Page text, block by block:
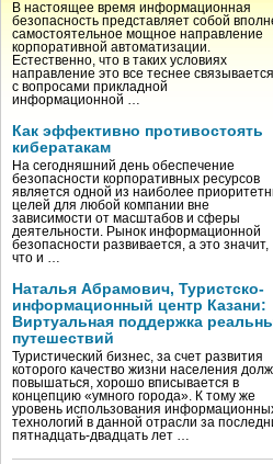
В настоящее время информационная
безопасность представляет собой
самостоятельное мощное направление
корпоративной автоматизации.
Естественно, что в таких условиях
направление это все теснее связывается
с вопросами прикладной
информационной …
Как эффективно противостоять
кибератакам
На сегодняшний день обеспечение
безопасности корпоративных ресурсов
является одной из наиболее
целей для любой компании вне
зависимости от масштабов и сферы
деятельности. Рынок информационной
безопасности развивается, а это значит,
что и …
Наталья Абрамович, Туристско-
информационный центр Казани:
Виртуальная поддержка
путешествий
Туристический бизнес, за счет развития
которого качество жизни населения
повышаться, хорошо вписывается в
концепцию «умного города». К тому же
уровень использования
технологий в данной отрасли за
пятнадцать-двадцать лет …